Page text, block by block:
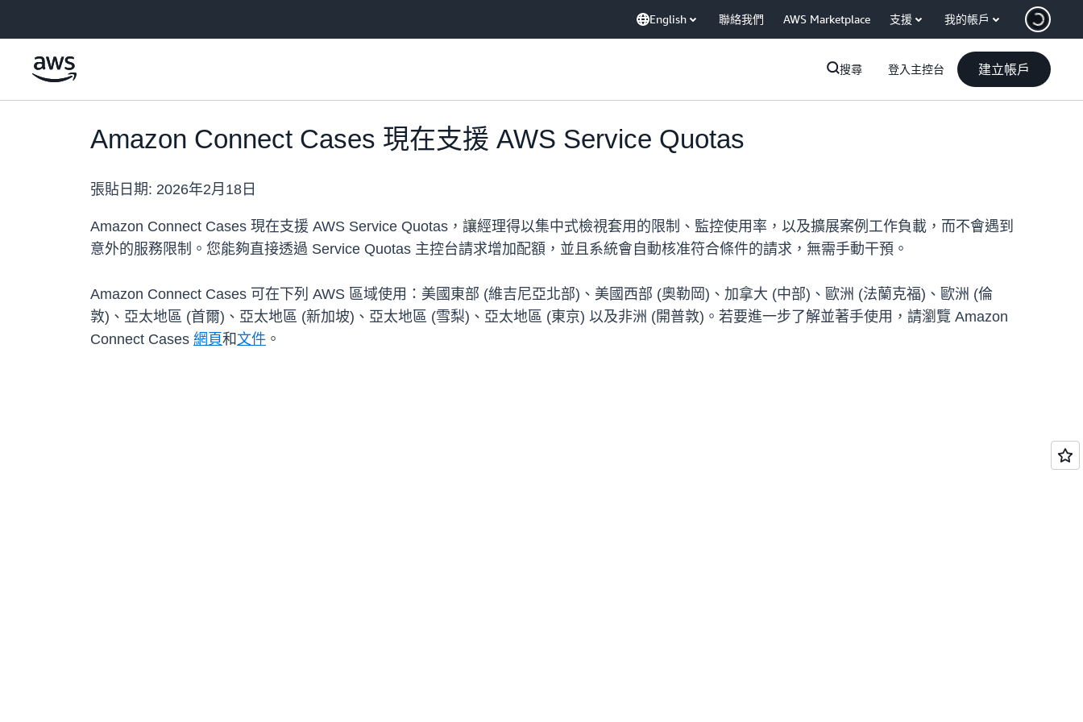
English 聯絡我們 AWS Marketplace 支援 我的帳戶
搜尋 登入主控台 建立帳戶
Amazon Connect Cases 現在支援 AWS Service Quotas
張貼日期: 2026年2月18日
Amazon Connect Cases 現在支援 AWS Service Quotas，讓經理得以集中式檢視套用的限制、監控使用率，以及擴展案例工作負載，而不會遇到
意外的服務限制。您能夠直接透過 Service Quotas 主控台請求增加配額，並且系統會自動核准符合條件的請求，無需手動干預。
Amazon Connect Cases 可在下列 AWS 區域使用：美國東部 (維吉尼亞北部)、美國西部 (奧勒岡)、加拿大 (中部)、歐洲 (法蘭克福)、歐洲 (倫
敦)、亞太地區 (首爾)、亞太地區 (新加坡)、亞太地區 (雪梨)、亞太地區 (東京) 以及非洲 (開普敦)。若要進一步了解並著手使用，請瀏覽 Amazon
Connect Cases 網頁和文件 。